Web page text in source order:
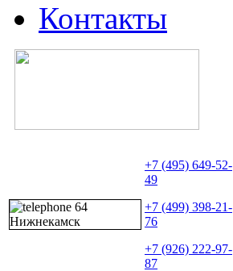
Контакты
+7 (495) 649-52-
49
+7 (499) 398-21-
76
+7 (926) 222-97-
87